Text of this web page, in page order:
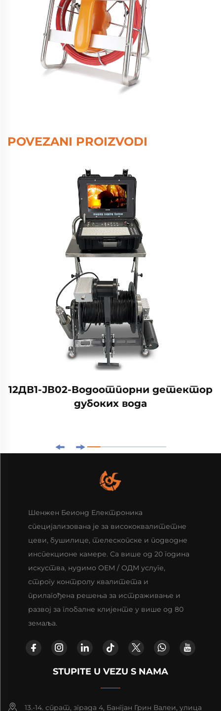
POVEZANI PROIZVODI
12ДВ1-ЈВ02-Водоотпорни детектор
дубоких вода
Шенжен Беионд Електроника
специјализована је за висококвалитетне
цеви, бушилице, телескопске и подводне
инспекционе камере. Са више од 20 година
искуства, нудимо ОЕМ / ОДМ услуге,
строгу контролу квалитета и
прилагођена решења за истраживање и
развој за глобалне клијенте у више од 80
земаља.
STUPITE U VEZU S NAMA
13.-14. спрат, зграда 4, Бангјан Грин Валеи, улица